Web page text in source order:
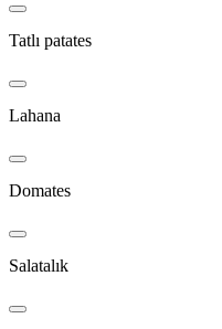
Tatlı patates
Lahana
Domates
Salatalık